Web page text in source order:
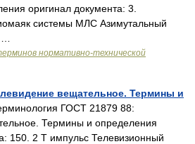
оригинал документа: 3.
системы МЛС Азимутальный
нормативно-технической
вещательное. Термины и
ГОСТ 21879 88:
Термины и определения
150. 2 T импульс Телевизионный